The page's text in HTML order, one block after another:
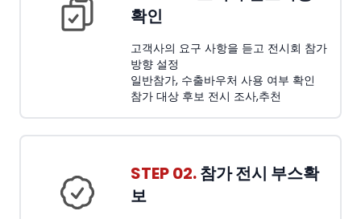
확인
고객사의 요구 사항을 듣고 전시회 참가
방향 설정
일반참가, 수출바우처 사용 여부 확인
참가 대상 후보 전시 조사,추천
STEP 02.참가 전시 부스확
보